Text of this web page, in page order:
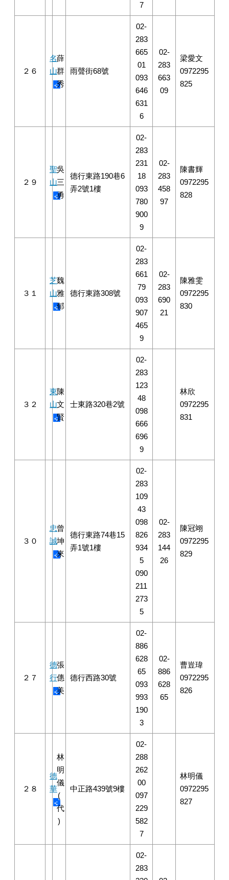
7
２６
名
山
薛
群
秀
雨聲街68號
02-
283
665
01
093
646
631
6
02-
283
663
09
梁愛文
0972295
825
２９
聖
山
吳
三
勇
德行東路190巷6
弄2號1樓
02-
283
231
18
093
780
900
9
02-
283
458
97
陳書輝
0972295
828
３１
芝
山
魏
雅
郁
德行東路308號
02-
283
661
79
093
907
465
9
02-
283
690
21
陳雅雯
0972295
830
３２
東
山
陳
文
賢
士東路320巷2號
02-
283
123
48
098
666
696
9
林欣
0972295
831
３０
忠
誠
曾
坤
來
德行東路74巷15
弄1號1樓
02-
283
109
43
098
826
934
5
090
211
273
5
02-
283
144
26
陳冠翊
0972295
829
２７
德
行
張
僡
美
德行西路30號
02-
886
628
65
093
993
190
3
02-
886
628
65
曹豈瑋
0972295
826
２８
德
華
林
明
儀
(
代
)
中正路439號9樓
02-
288
262
00
097
229
582
7
林明儀
0972295
827
02-
283